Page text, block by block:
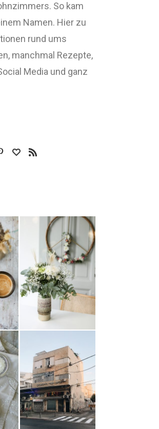
So kam
Namen. Hier zu
rund ums
manchmal Rezepte,
Media und ganz